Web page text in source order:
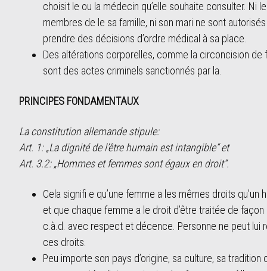
choisit le ou la médecin qu’elle souhaite consulter. Ni
membres de le sa famille, ni son mari ne sont
prendre des décisions d’ordre médical à sa place.
Des altérations corporelles, comme la circoncision de
sont des actes criminels sanctionnés par la.
PRINCIPES FONDAMENTAUX
La constitution allemande stipule:
Art. 1: „La dignité de l’être humain est intangible“ et
Art. 3.2: „Hommes et femmes sont égaux en droit“.
Cela signifi e qu’une femme a les mêmes droits qu’un
et que chaque femme a le droit d’être traitée de façon
c.à.d. avec respect et décence. Personne ne peut lui
ces droits.
Peu importe son pays d’origine, sa culture, sa tradition